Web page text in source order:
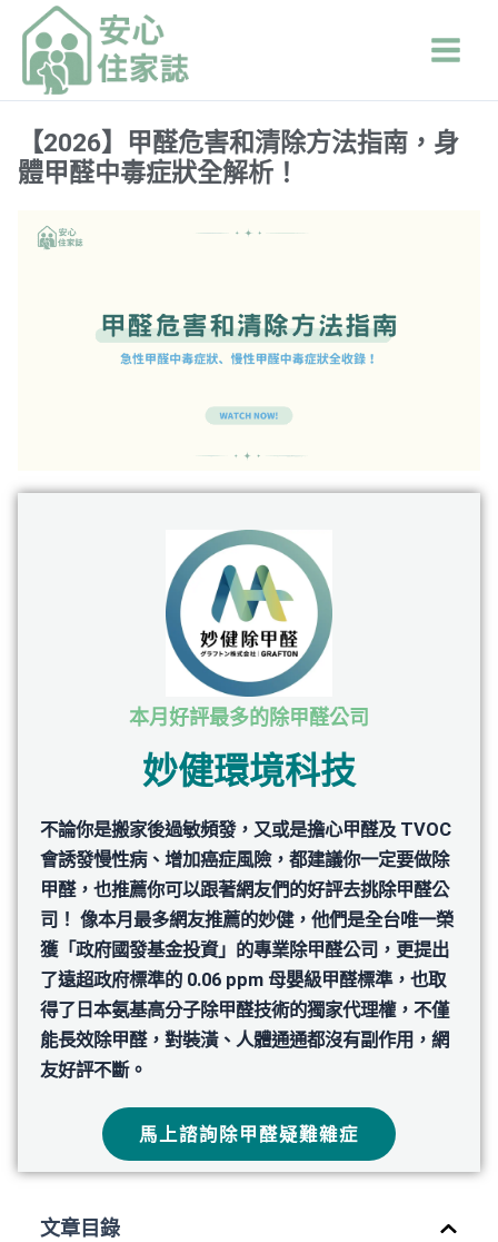
要
Menu
【2026】甲醛危害和清除方法指南，身
體甲醛中毒症狀全解析！
本月好評最多的除甲醛公司
妙健環境科技
不論你是搬家後過敏頻發，又或是擔心甲醛及 TVOC
會誘發慢性病、增加癌症風險，都建議你一定要做除
甲醛，也推薦你可以跟著網友們的好評去挑除甲醛公
司！ 像本月最多網友推薦的妙健，他們是全台唯一榮
獲「政府國發基⾦投資」的專業除甲醛公司，更提出
了遠超政府標準的 0.06 ppm 母嬰級甲醛標準，也取
得了日本氨基高分子除甲醛技術的獨家代理權，不僅
能長效除甲醛，對裝潢、人體通通都沒有副作用，網
友好評不斷。
馬上諮詢除甲醛疑難雜症
文章目錄